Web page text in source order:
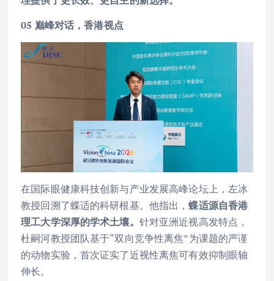
05 巅峰对话，香港视点
在国际眼健康科技创新与产业发展高峰论坛上，左冰
教授回溯了蝶适的科研根基。他指出，蝶适源自香港
理工大学深厚的学术土壤。 针对亚洲近视高发特点，
杜嗣河教授团队基于“双向竞争性离焦”为课题的严谨
的动物实验，首次证实了近视性离焦可有效抑制眼轴
伸长。